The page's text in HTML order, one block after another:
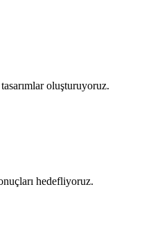
oluşturuyoruz.
hedefliyoruz.